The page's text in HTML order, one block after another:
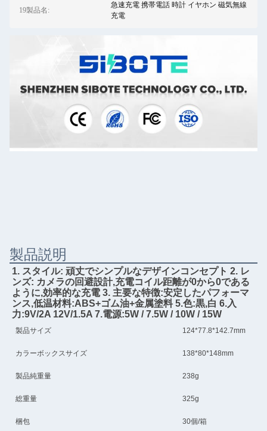
19製品名:
急速充電 携帯電話 時計 イヤホン 磁気無線
充電
製品説明
1. スタイル: 頑丈でシンプルなデザインコンセプト 2. レ
ンズ: カメラの回避設計,充電コイル距離が0から0である
ように,効率的な充電 3. 主要な特徴:安定したパフォーマ
ンス,低温材料:ABS+ゴム油+金属塗料 5.色:黒,白 6.入
力:9V/2A 12V/1.5A 7.電源:5W / 7.5W / 10W / 15W
製品サイズ 124*77.8*142.7mm
カラーボックスサイズ 138*80*148mm
製品純重量 238g
総重量 325g
梱包 30個/箱